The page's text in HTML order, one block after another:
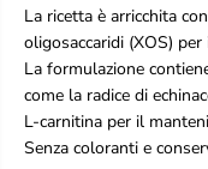
e
d
s
A
d
u
e
e
d
s
A
d
La ricetta è arricchita
oligosaccaridi (XOS)
La formulazione
come la radice di
L-carnitina per il
Senza coloranti e